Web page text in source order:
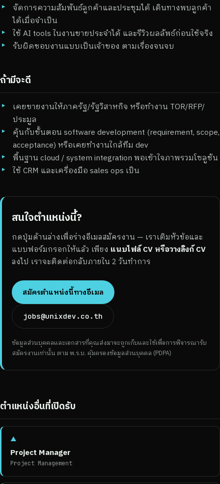
จัดการความสัมพันธ์ลูกค้าและประชุมได้ เดินทางพบลูกค้า
ได้เมื่อจำเป็น
ใช้ AI tools ในงานขายประจำได้ และรีวิวผลลัพธ์ก่อนใช้จริง
รับผิดชอบงานแบบเป็นเจ้าของ ตามเรื่องจนจบ
ถ้ามีจะดี
เคยขายงานให้ภาครัฐ/รัฐวิสาหกิจ หรือทำงาน TOR/RFP/
ประมูล
คุ้นกับขั้นตอน software development (requirement, scope,
acceptance) หรือเคยทำงานใกล้ทีม dev
พื้นฐาน cloud / system integration พอเข้าใจภาพรวมโซลูชัน
ใช้ CRM และเครื่องมือ sales ops เป็น
สนใจตำแหน่งนี้?
กดปุ่มด้านล่างเพื่อร่างอีเมลสมัครงาน — เราเติมหัวข้อและ
แบบฟอร์มกรอกให้แล้ว เพียง แนบไฟล์ CV หรือวางลิงก์ CV
ลงไป เราจะติดต่อกลับภายใน 2 วันทำการ
สมัครตำแหน่งนี้ทางอีเมล
jobs@unixdev.co.th
ข้อมูลส่วนบุคคลและเอกสารที่คุณส่งมาจะถูกเก็บและใช้เพื่อการพิจารณารับ
สมัครงานเท่านั้น ตาม พ.ร.บ. คุ้มครองข้อมูลส่วนบุคคล (PDPA)
ตำแหน่งอื่นที่เปิดรับ
▲
Project Manager
Project Management